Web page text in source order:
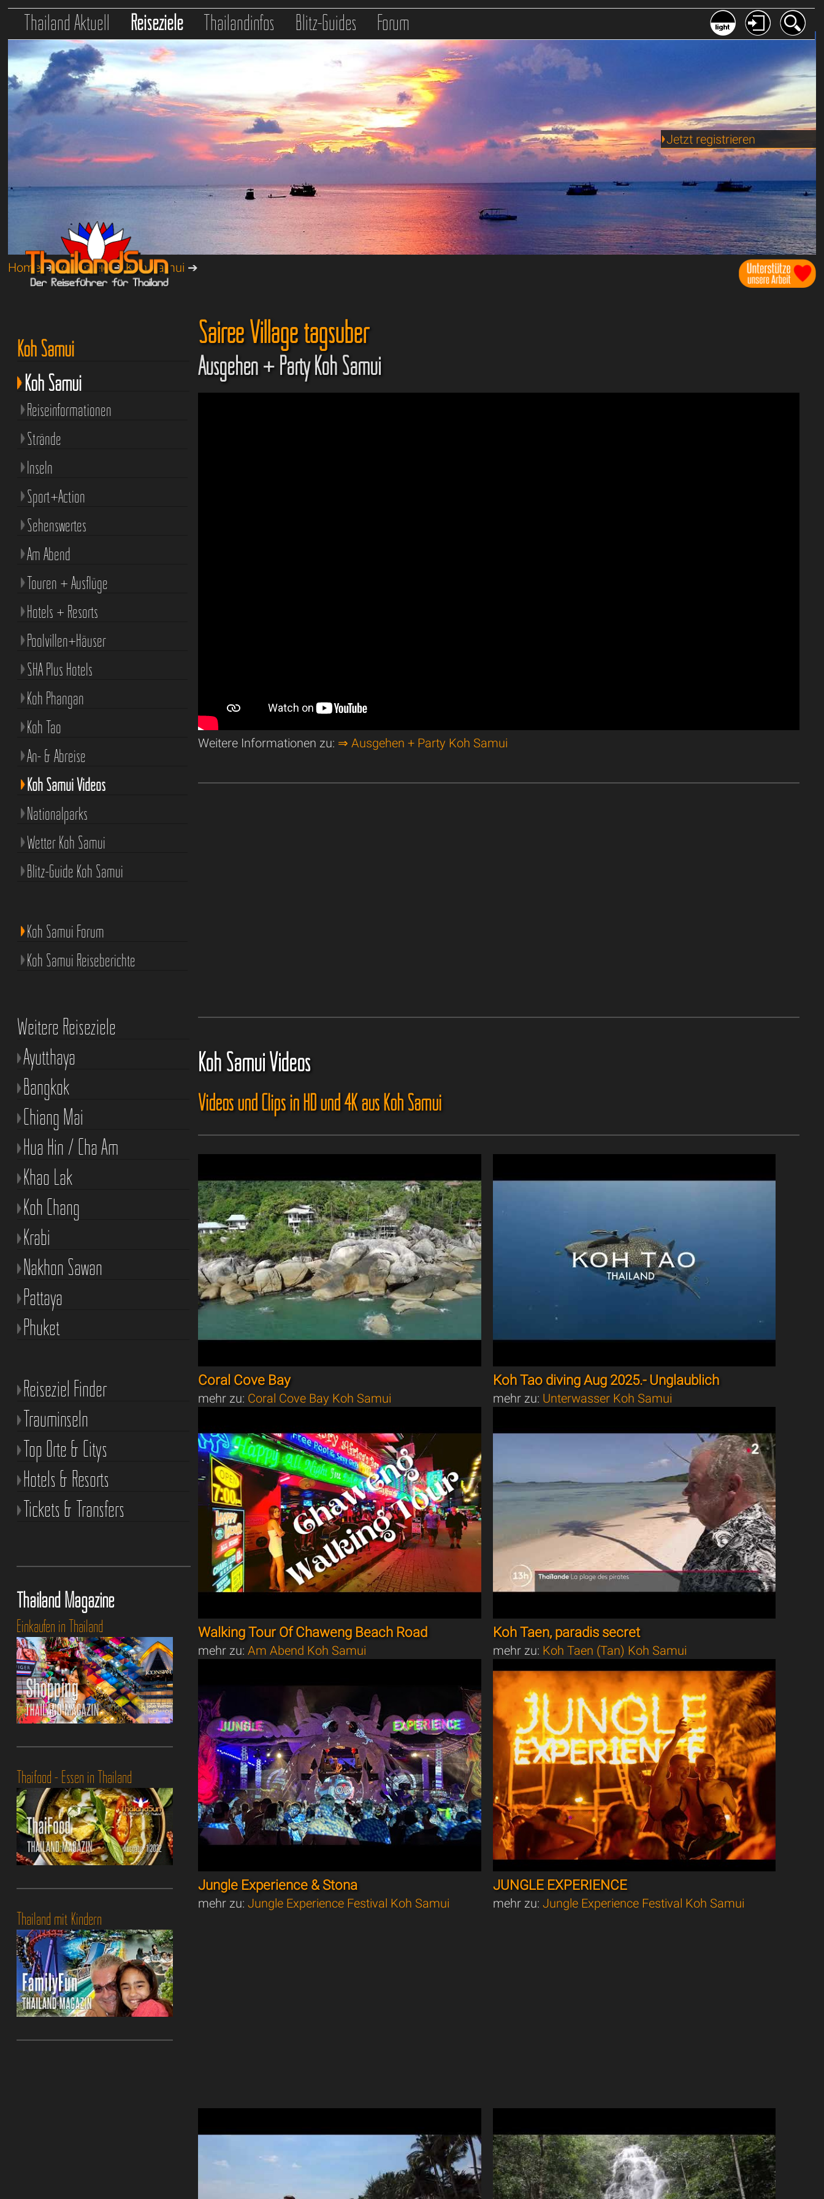
Thailand Aktuell Reiseziele Thailandinfos Blitz-Guides Forum
Jetzt registrieren
Home➔Reiseziele➔Koh Samui ➔
Sairee Village tagsüber
Ausgehen + Party Koh Samui
Weitere Informationen zu: ⇒ Ausgehen + Party Koh Samui
Koh Samui Videos
Videos und Clips in HD und 4K aus Koh Samui
Coral Cove Bay
mehr zu: Coral Cove Bay Koh Samui
Koh Tao diving Aug 2025.- Unglaublich
mehr zu: Unterwasser Koh Samui
Walking Tour Of Chaweng Beach Road
mehr zu:Am Abend Koh Samui
Koh Taen, paradis secret
mehr zu: Koh Taen (Tan) Koh Samui
Jungle Experience & Stona
mehr zu:Jungle Experience Festival Koh Samui
JUNGLE EXPERIENCE
mehr zu:Jungle Experience Festival Koh Samui
Koh Samui
Koh Samui
Reiseinformationen
Strände
Inseln
Sport+Action
Sehenswertes
Am Abend
Touren + Ausflüge
Hotels + Resorts
Poolvillen+Häuser
SHA Plus Hotels
Koh Phangan
Koh Tao
An- & Abreise
Koh Samui Videos
Nationalparks
Wetter Koh Samui
Blitz-Guide Koh Samui
Koh Samui Forum
Koh Samui Reiseberichte
Weitere Reiseziele
Ayutthaya
Bangkok
Chiang Mai
Hua Hin / Cha Am
Khao Lak
Koh Chang
Krabi
Nakhon Sawan
Pattaya
Phuket
Reiseziel Finder
Trauminseln
Top Orte & Citys
Hotels & Resorts
Tickets & Transfers
Thailand Magazine
Einkaufen in Thailand
Thaifood - Essen in Thailand
Thailand mit Kindern